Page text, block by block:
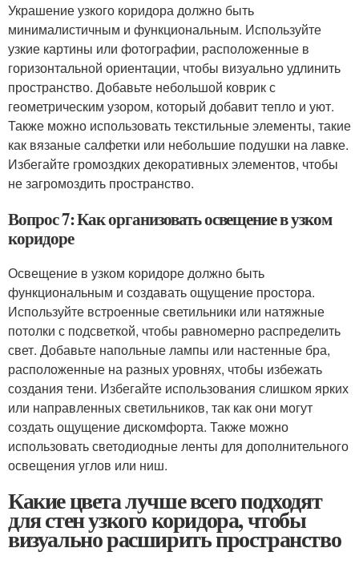
Украшение узкого коридора должно быть
минималистичным и функциональным. Используйте
узкие картины или фотографии, расположенные в
горизонтальной ориентации, чтобы визуально удлинить
пространство. Добавьте небольшой коврик с
геометрическим узором, который добавит тепло и уют.
Также можно использовать текстильные элементы, такие
как вязаные салфетки или небольшие подушки на лавке.
Избегайте громоздких декоративных элементов, чтобы
не загромоздить пространство.
Вопрос 7: Как организовать освещение в узком
коридоре
Освещение в узком коридоре должно быть
функциональным и создавать ощущение простора.
Используйте встроенные светильники или натяжные
потолки с подсветкой, чтобы равномерно распределить
свет. Добавьте напольные лампы или настенные бра,
расположенные на разных уровнях, чтобы избежать
создания тени. Избегайте использования слишком ярких
или направленных светильников, так как они могут
создать ощущение дискомфорта. Также можно
использовать светодиодные ленты для дополнительного
освещения углов или ниш.
Какие цвета лучше всего подходят
для стен узкого коридора, чтобы
визуально расширить пространство